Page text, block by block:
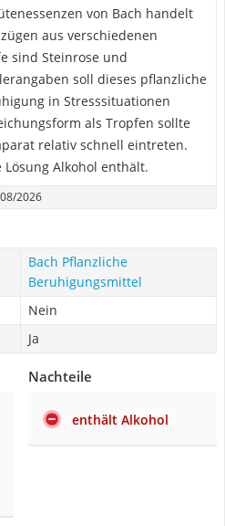
von Bach handelt
aus verschiedenen
sind Steinrose und
soll dieses pflanzliche
in Stresssituationen
als Tropfen sollte
relativ schnell eintreten.
Lösung Alkohol enthält.
08/2026
Bach Pflanzliche
Beruhigungsmittel
Nein
Ja
Nachteile
enthält Alkohol